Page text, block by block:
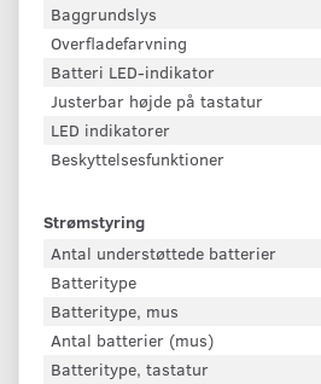
Baggrundslys
Overfladefarvning
Batteri LED-indikator
Justerbar højde på tastatur
LED indikatorer
Beskyttelsesfunktioner
Strømstyring
Antal understøttede batterier
Batteritype
Batteritype, mus
Antal batterier (mus)
Batteritype, tastatur